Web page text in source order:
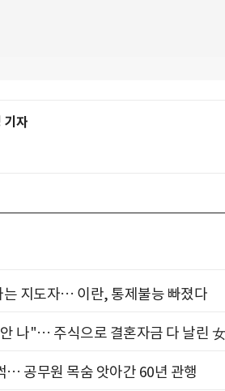
기자
는 지도자… 이란, 통제불능 빠졌다
나"… 주식으로 결혼자금 다 날린 女
… 공무원 목숨 앗아간 60년 관행